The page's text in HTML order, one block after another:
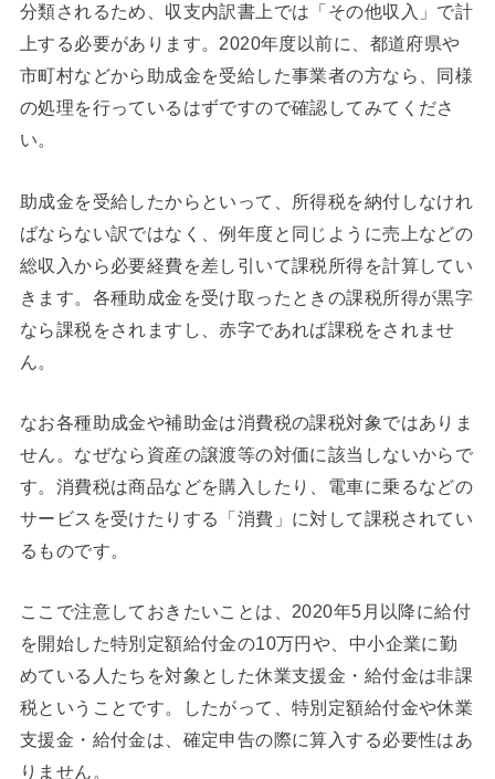
分類されるため、収支内訳書上では「その他収入」で計
上する必要があります。2020年度以前に、都道府県や
市町村などから助成金を受給した事業者の方なら、同様
の処理を行っているはずですので確認してみてくださ
い。
助成金を受給したからといって、所得税を納付しなけれ
ばならない訳ではなく、例年度と同じように売上などの
総収入から必要経費を差し引いて課税所得を計算してい
きます。各種助成金を受け取ったときの課税所得が黒字
なら課税をされますし、赤字であれば課税をされませ
ん。
なお各種助成金や補助金は消費税の課税対象ではありま
せん。なぜなら資産の譲渡等の対価に該当しないからで
す。消費税は商品などを購入したり、電車に乗るなどの
サービスを受けたりする「消費」に対して課税されてい
るものです。
ここで注意しておきたいことは、2020年5月以降に給付
を開始した特別定額給付金の10万円や、中小企業に勤
めている人たちを対象とした休業支援金・給付金は非課
税ということです。したがって、特別定額給付金や休業
支援金・給付金は、確定申告の際に算入する必要性はあ
りません。